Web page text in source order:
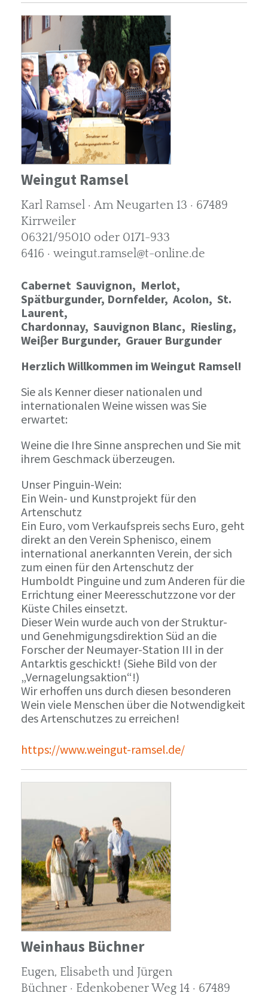
Weingut Ramsel
Karl Ramsel · Am Neugarten 13 · 67489
Kirrweiler
06321/95010 oder 0171-933
6416 · weingut.ramsel@t-online.de
Cabernet Sauvignon, Merlot,
Spätburgunder, Dornfelder, Acolon, St.
Laurent,
Chardonnay, Sauvignon Blanc, Riesling,
Weiβer Burgunder, Grauer Burgunder
Herzlich Willkommen im Weingut Ramsel!
Sie als Kenner dieser nationalen und
internationalen Weine wissen was Sie
erwartet:
Weine die Ihre Sinne ansprechen und Sie mit
ihrem Geschmack überzeugen.
Unser Pinguin-Wein:
Ein Wein- und Kunstprojekt für den
Artenschutz
Ein Euro, vom Verkaufspreis sechs Euro, geht
direkt an den Verein Sphenisco, einem
international anerkannten Verein, der sich
zum einen für den Artenschutz der
Humboldt Pinguine und zum Anderen für die
Errichtung einer Meeresschutzzone vor der
Küste Chiles einsetzt.
Dieser Wein wurde auch von der Struktur-
und Genehmigungsdirektion Süd an die
Forscher der Neumayer-Station III in der
Antarktis geschickt! (Siehe Bild von der
„Vernagelungsaktion“!)
Wir erhoffen uns durch diesen besonderen
Wein viele Menschen über die Notwendigkeit
des Artenschutzes zu erreichen!
https://www.weingut-ramsel.de/
Weinhaus Büchner
Eugen, Elisabeth und Jürgen
Büchner · Edenkobener Weg 14 · 67489